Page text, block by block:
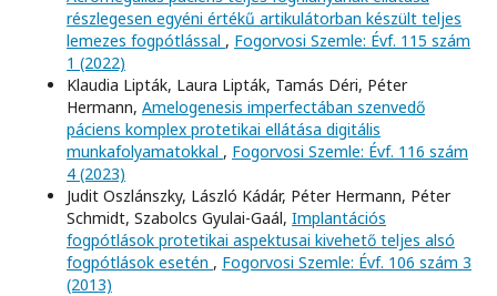
részlegesen egyéni értékű artikulátorban készült teljes
lemezes fogpótlással , Fogorvosi Szemle: Évf. 115 szám
1 (2022)
Klaudia Lipták, Laura Lipták, Tamás Déri, Péter
Hermann, Amelogenesis imperfectában szenvedő
páciens komplex protetikai ellátása digitális
munkafolyamatokkal , Fogorvosi Szemle: Évf. 116 szám
4 (2023)
Judit Oszlánszky, László Kádár, Péter Hermann, Péter
Schmidt, Szabolcs Gyulai-Gaál, Implantációs
fogpótlások protetikai aspektusai kivehető teljes alsó
fogpótlások esetén , Fogorvosi Szemle: Évf. 106 szám 3
(2013)